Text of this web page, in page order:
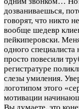
дозваниваешься,
говорят, что никто
вообще шедевр
пейкиперовски.
одного
просто повесили
регистратуре
слезы умиления.
логотипом этого
мотивации